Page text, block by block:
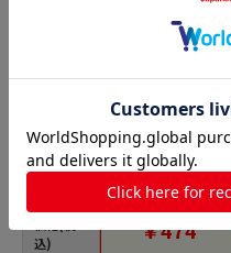
商品名
込)
ELPA 丸型レセップ E2
6 ホワイト SB-2617
H(W) 1個（ご注文単
位1個）【直送品】
￥474